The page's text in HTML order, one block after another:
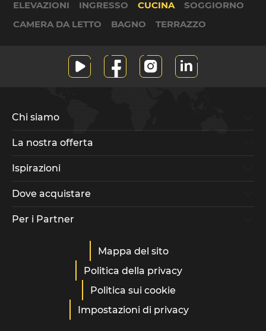
ELEVAZIONI INGRESSO CUCINA
SOGGIORNO
CAMERA DA LETTO
BAGNO TERRAZZO
Chi siamo
La nostra offerta
Ispirazioni
Dove acquistare
Per i Partner
Mappa del sito
Politica della privacy
Politica sui cookie
Impostazioni di privacy